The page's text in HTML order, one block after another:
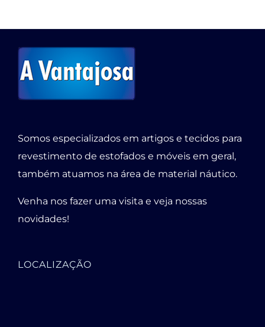
Somos especializados em artigos e tecidos para
revestimento de estofados e móveis em geral,
também atuamos na área de material náutico.
Venha nos fazer uma visita e veja nossas
novidades!
LOCALIZAÇÃO